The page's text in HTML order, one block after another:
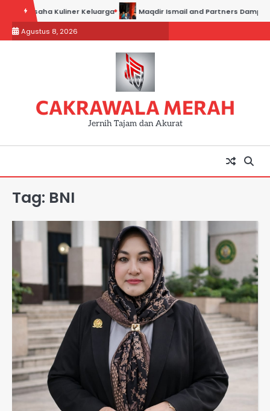
content
Usaha Kuliner Keluarga Maqdir Ismail and Partners Dampingi
Agustus 8, 2026
CAKRAWALA MERAH
Jernih Tajam dan Akurat
Tag: BNI